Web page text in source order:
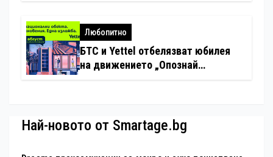
хотелиерството
Любопитно
БТС и Yettel отбелязват юбилея
на движението „Опознай
Най-новото от Smartage.bg